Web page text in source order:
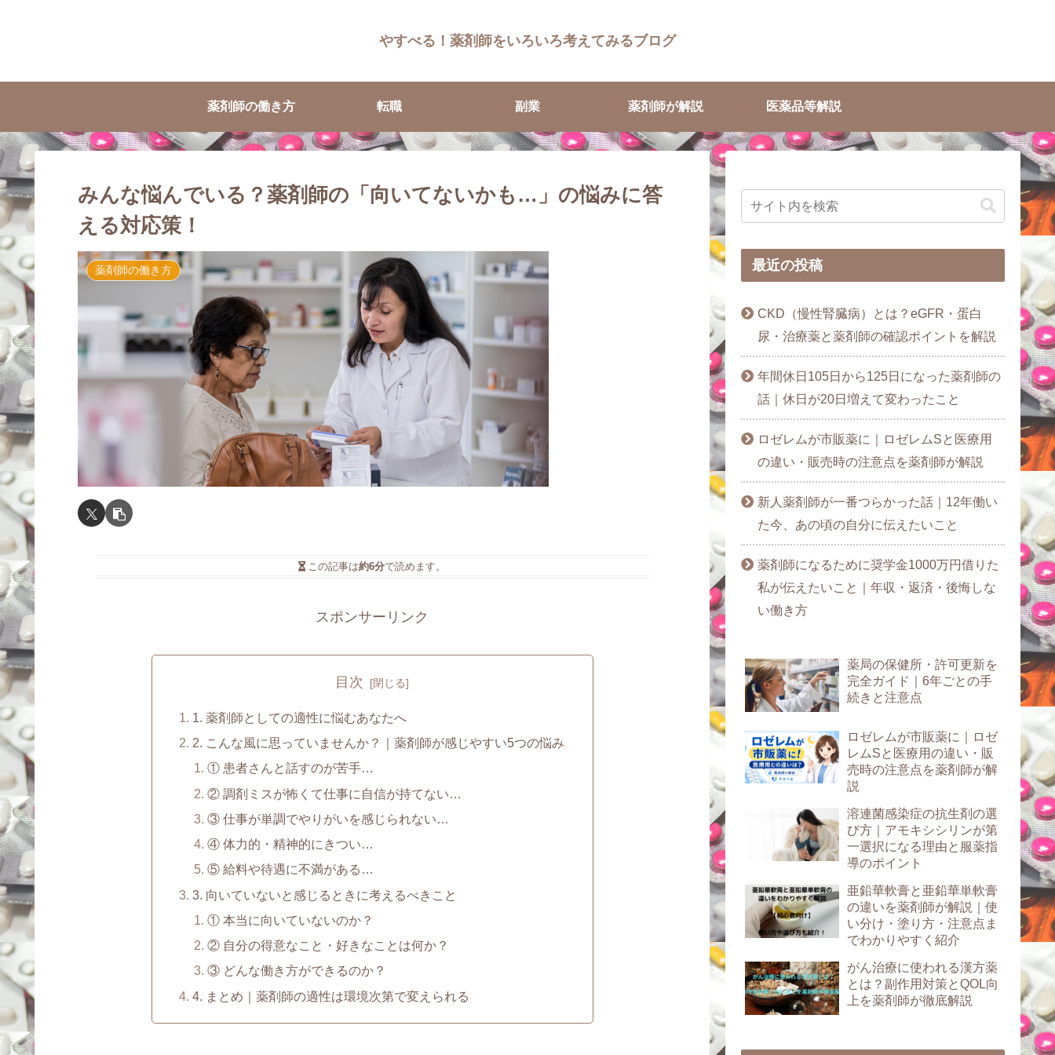
やすべる！薬剤師をいろいろ考えてみるブログ
薬剤師の働き方 転職 副業 薬剤師が解説 医薬品等解説
みんな悩んでいる？薬剤師の「向いてないかも…」の悩みに答
える対応策！
薬剤師の働き方
この記事は約6分で読めます。
スポンサーリンク
目次
1. 薬剤師としての適性に悩むあなたへ
2. こんな風に思っていませんか？｜薬剤師が感じやすい5つの悩み
① 患者さんと話すのが苦手…
② 調剤ミスが怖くて仕事に自信が持てない…
③ 仕事が単調でやりがいを感じられない…
④ 体力的・精神的にきつい…
⑤ 給料や待遇に不満がある…
3. 向いていないと感じるときに考えるべきこと
① 本当に向いていないのか？
② 自分の得意なこと・好きなことは何か？
③ どんな働き方ができるのか？
4. まとめ｜薬剤師の適性は環境次第で変えられる
最近の投稿
CKD（慢性腎臓病）とは？eGFR・蛋白
尿・治療薬と薬剤師の確認ポイントを解説
年間休日105日から125日になった薬剤師の
話｜休日が20日増えて変わったこと
ロゼレムが市販薬に｜ロゼレムSと医療用
の違い・販売時の注意点を薬剤師が解説
新人薬剤師が一番つらかった話｜12年働い
た今、あの頃の自分に伝えたいこと
薬剤師になるために奨学金1000万円借りた
私が伝えたいこと｜年収・返済・後悔しな
い働き方
薬局の保健所・許可更新を
完全ガイド｜6年ごとの手
続きと注意点
ロゼレムが市販薬に｜ロゼ
レムSと医療用の違い・販
売時の注意点を薬剤師が解
説
溶連菌感染症の抗生剤の選
び方｜アモキシシリンが第
一選択になる理由と服薬指
導のポイント
亜鉛華軟膏と亜鉛華単軟膏
の違いを薬剤師が解説｜使
い分け・塗り方・注意点ま
でわかりやすく紹介
がん治療に使われる漢方薬
とは？副作用対策とQOL向
上を薬剤師が徹底解説